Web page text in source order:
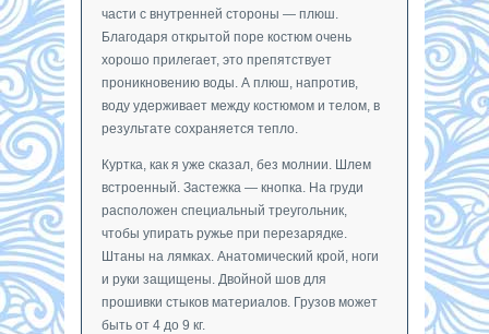
части с внутренней стороны — плюш.
Благодаря открытой поре костюм очень
хорошо прилегает, это препятствует
проникновению воды. А плюш, напротив,
воду удерживает между костюмом и телом, в
результате сохраняется тепло.
Куртка, как я уже сказал, без молнии. Шлем
встроенный. Застежка — кнопка. На груди
расположен специальный треугольник,
чтобы упирать ружье при перезарядке.
Штаны на лямках. Анатомический крой, ноги
и руки защищены. Двойной шов для
прошивки стыков материалов. Грузов может
быть от 4 до 9 кг.